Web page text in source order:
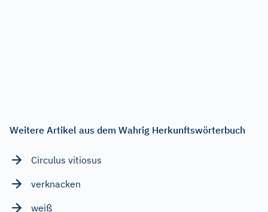
Weitere Artikel aus dem Wahrig Herkunftswörterbuch
Circulus vitiosus
verknacken
weiß